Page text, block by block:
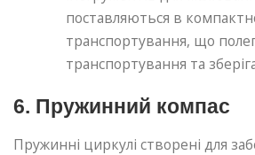
поставляються в
транспортування, що
транспортування та
6. Пружинний компас
Пружинні циркулі створені для